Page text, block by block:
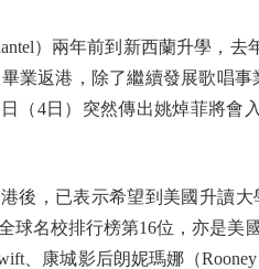
）兩年前到新西蘭升學，去年
畢業返港，除了繼續發展歌唱
（4日）突然傳出姚焯菲將會
，已表示希望到美國升讀大
球名校排行榜第16位，亦是
、康城影后朗妮瑪娜（